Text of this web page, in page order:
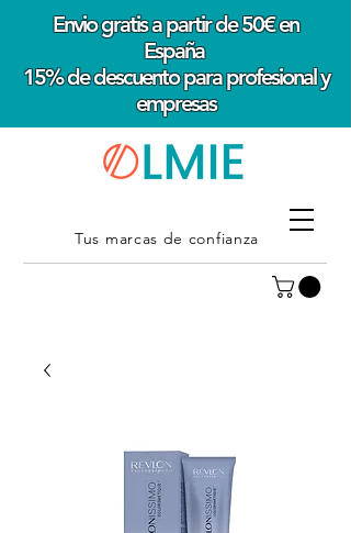
Envio gratis a partir de 50€ en
España
15% de descuento para profesional y
empresas
Tus marcas de confianza